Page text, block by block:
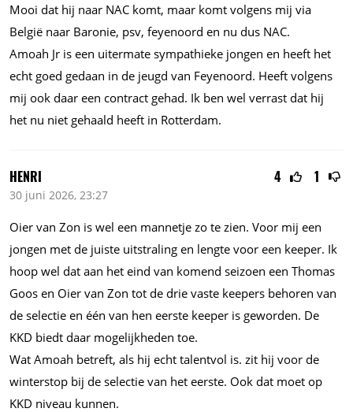
Mooi dat hij naar NAC komt, maar komt volgens mij via
België naar Baronie, psv, feyenoord en nu dus NAC.
Amoah Jr is een uitermate sympathieke jongen en heeft het
echt goed gedaan in de jeugd van Feyenoord. Heeft volgens
mij ook daar een contract gehad. Ik ben wel verrast dat hij
het nu niet gehaald heeft in Rotterdam.
4 1
HENRI
30 juni 2026, 23:27
Oier van Zon is wel een mannetje zo te zien. Voor mij een
jongen met de juiste uitstraling en lengte voor een keeper. Ik
hoop wel dat aan het eind van komend seizoen een Thomas
Goos en Oier van Zon tot de drie vaste keepers behoren van
de selectie en één van hen eerste keeper is geworden. De
KKD biedt daar mogelijkheden toe.
Wat Amoah betreft, als hij echt talentvol is. zit hij voor de
winterstop bij de selectie van het eerste. Ook dat moet op
KKD niveau kunnen.